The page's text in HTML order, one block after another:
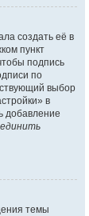
создать её в
пункт
подпись
по
выбор
в
добавление
темы